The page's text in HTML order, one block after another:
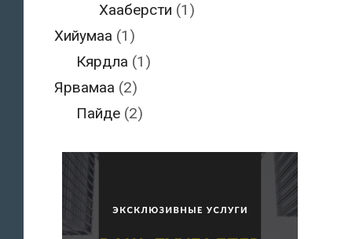
Хааберсти (1)
Хийумаа (1)
Кярдла (1)
Ярвамаа (2)
Пайде (2)